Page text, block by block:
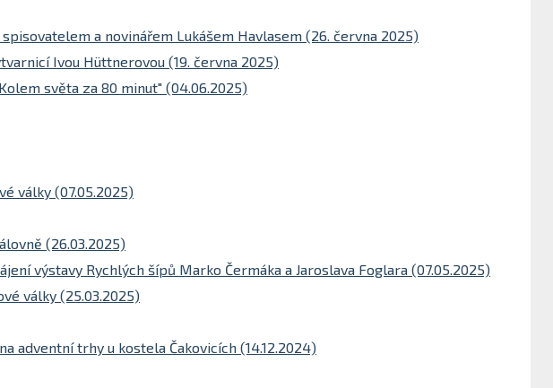
a novinářem Lukášem Havlasem (26. června 2025)
Ivou Hüttnerovou (19. června 2025)
světa za 80 minut" (04.06.2025)
války (07.05.2025)
(26.03.2025)
výstavy Rychlých šípů Marko Čermáka a Jaroslava Foglara (07.05.2025)
války (25.03.2025)
adventní trhy u kostela Čakovicích (14.12.2024)